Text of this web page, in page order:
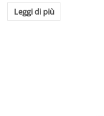
Leggi di più